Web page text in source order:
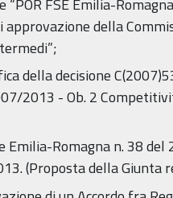
FSE Emilia-
della
della decisione
2013 - Ob. 2
Romagna n. 38
(Proposta della Giunta